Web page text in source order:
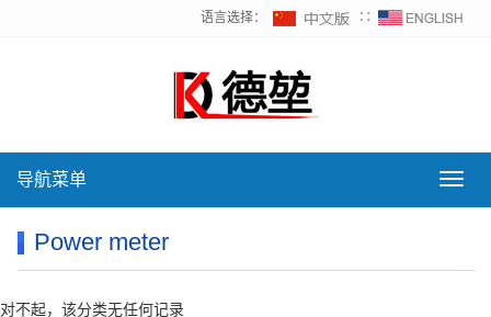
语言选择： ∷
导
导航菜单
Power meter
对不起，该分类无任何记录